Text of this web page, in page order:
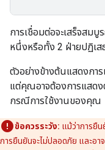
การเชื่อมต่อจะเสร็จสม
หนึ่งหรือทั้ง 2 ฝ่ายปฏิเส
ตัวอย่างข้างต้นแสดงกา
แต่คุณอาจต้องการแสด
กรณีการใช้งานของคุณ
ข้อควรระวัง: แม้ว่าการยืน
การยืนยันจะไม่ปลอดภัย และอ